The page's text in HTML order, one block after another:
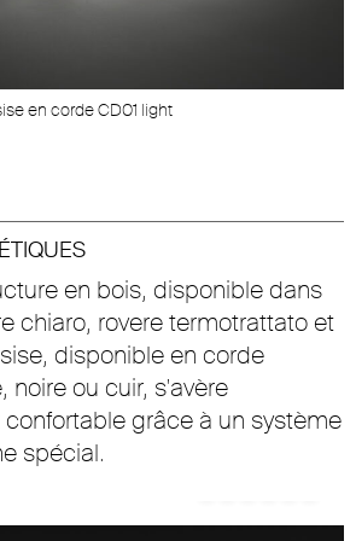
en corde CD01 light
en bois, disponible dans
chiaro, rovere termotrattato et
disponible en corde
noire ou cuir, s'avère
grâce à un système
spécial.